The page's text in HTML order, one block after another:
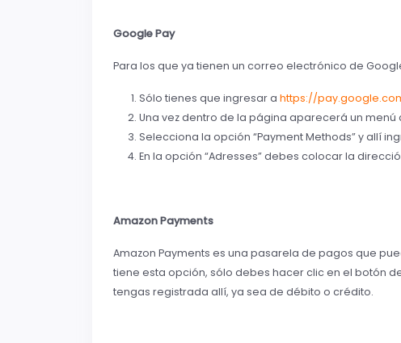
Google Pay
Para los que ya tienen un correo electrónico de
Sólo tienes que ingresar a https://
Una vez dentro de la página aparecerá un
Selecciona la opción “Payment Methods” y allí
En la opción “Adresses” debes colocar la
Amazon Payments
Amazon Payments es una pasarela de pagos que
tiene esta opción, sólo debes hacer clic en el botón
tengas registrada allí, ya sea de débito o crédito.